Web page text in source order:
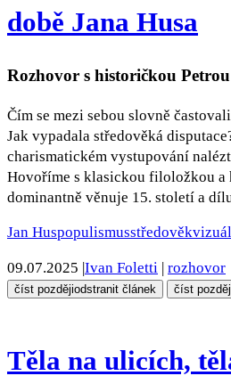
době Jana Husa
Rozhovor s historičkou
Čím se mezi sebou slovně
Jak vypadala středověká
charismatickém vystupování
Hovoříme s klasickou filoložkou a
dominantně věnuje 15. století a
Jan Huspopulismusstředověk
09.07.2025 |Ivan Foletti | rozhovor
číst pozdějiodstranit článek číst
Těla na ulicích,